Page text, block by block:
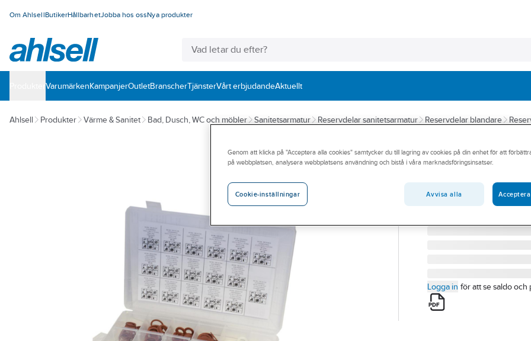
Om AhlsellButikerHållbarhetJobba hos ossNya produkter
VarumärkenKampanjerOutletBranscherTjänsterVårt erbjudandeAktuellt
Ahlsell Produkter Värme & Sanitet Bad, Dusch, WC och möbler Sanitetsarmatur Reservdelar sanitetsarmatur Reservdelar blandare
TUBMAN
Packningssats,
SORTIMENTSLÅDA
Artikelnummer:
8595015
178710001
Logga in för att se saldo och
Genom att klicka på "Acceptera alla cookies" samtycker du till lagring av cookies på din enhet för att
på webbplatsen, analysera webbplatsens användning och bistå i våra marknadsföringsinsatser.
Cookie-inställningar Avvisa alla